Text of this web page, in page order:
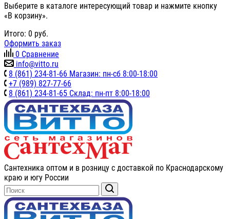
Выберите в каталоге интересующий товар и нажмите кнопку
«В корзину».
Итого: 0 руб.
Оформить заказ
0 Сравнение
info@vitto.ru
8 (861) 234-81-66 Магазин: пн-сб 8:00-18:00
+7 (989) 827-77-66
8 (861) 234-81-65 Склад: пн-пт 8:00-18:00
Сантехника оптом и в розницу с доставкой по Краснодарскому
краю и югу России